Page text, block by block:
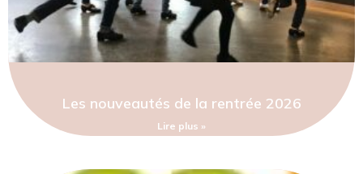
Les nouveautés de la rentrée 2026
Lire plus »